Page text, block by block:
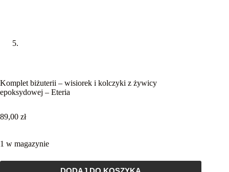
Komplet biżuterii – wisiorek i kolczyki z żywicy
epoksydowej – Eteria
89,00 zł
1 w magazynie